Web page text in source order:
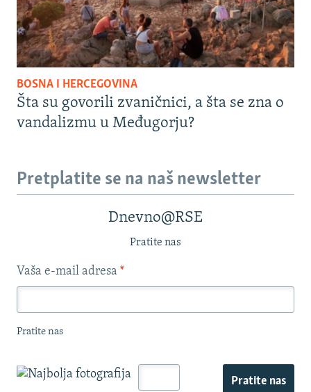
BOSNA I HERCEGOVINA
Šta su govorili zvaničnici, a šta se zna o
vandalizmu u Međugorju?
Pretplatite se na naš newsletter
Dnevno@RSE
Pratite nas
Vaša e-mail adresa *
Pratite nas
Pratite nas